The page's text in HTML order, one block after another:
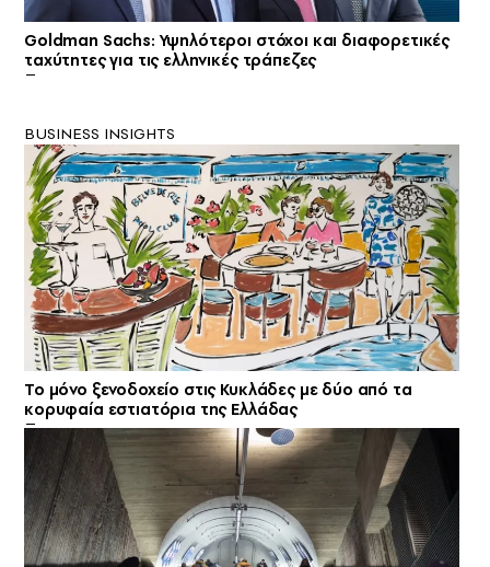
Goldman Sachs: Υψηλότεροι στόχοι και διαφορετικές
ταχύτητες για τις ελληνικές τράπεζες
BUSINESS INSIGHTS
Το μόνο ξενοδοχείο στις Κυκλάδες με δύο από τα
κορυφαία εστιατόρια της Ελλάδας